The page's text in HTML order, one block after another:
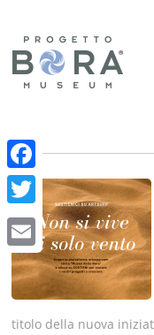
F
c
e
b
o
T
w
E
m
atitolo della nuova